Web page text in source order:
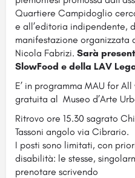
Quartiere Campidoglio
e all’editoria indipendente,
manifestazione organizzata
Nicola Fabrizi. Sarà
SlowFood e della LAV
E’ in programma MAU for
gratuita al Museo d’Arte
Ritrovo ore 15.30 sagrato
Tassoni angolo via Cibrario.
I posti sono limitati, con
disabilità: le stesse,
prenotare scrivendo